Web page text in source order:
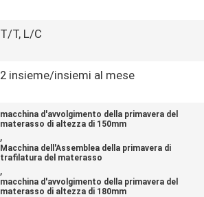
T/T, L/C
2 insieme/insiemi al mese
macchina d'avvolgimento della primavera del
materasso di altezza di 150mm
,
Macchina dell'Assemblea della primavera di
trafilatura del materasso
,
macchina d'avvolgimento della primavera del
materasso di altezza di 180mm